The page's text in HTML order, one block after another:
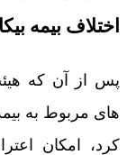
اختلاف بیمه
پس از آن که
کرد، امکان